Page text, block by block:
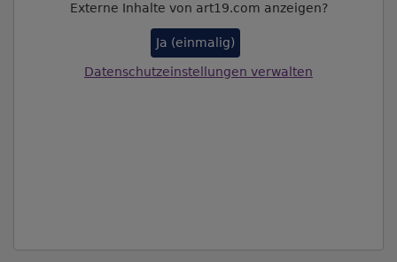
Externe Inhalte von art19.com anzeigen?
Ja (einmalig)
Datenschutzeinstellungen verwalten